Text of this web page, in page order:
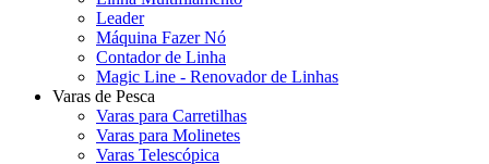
Leader
Máquina Fazer Nó
Contador de Linha
Magic Line - Renovador de Linhas
Varas de Pesca
Varas para Carretilhas
Varas para Molinetes
Varas Telescópica